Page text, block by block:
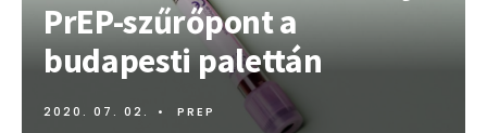
PrEP-szűrőpont a
budapesti palettán
2020. 07. 02. • PREP